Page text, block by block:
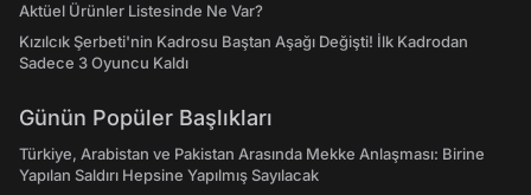
Aktüel Ürünler Listesinde Ne Var?
Kızılcık Şerbeti'nin Kadrosu Baştan Aşağı Değişti! İlk Kadrodan
Sadece 3 Oyuncu Kaldı
Günün Popüler Başlıkları
Türkiye, Arabistan ve Pakistan Arasında Mekke Anlaşması: Birine
Yapılan Saldırı Hepsine Yapılmış Sayılacak